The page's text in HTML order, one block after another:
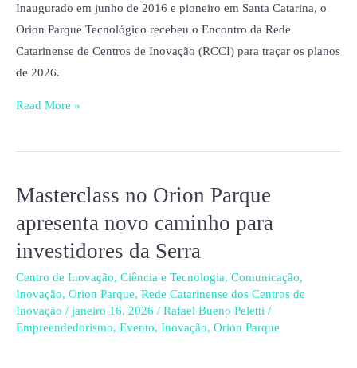
Inaugurado em junho de 2016 e pioneiro em Santa Catarina, o
Orion Parque Tecnológico recebeu o Encontro da Rede
Catarinense de Centros de Inovação (RCCI) para traçar os planos
de 2026.
de
Inovação
Read More »
Masterclass no Orion Parque
apresenta novo caminho para
investidores da Serra
Centro de Inovação, Ciência e Tecnologia, Comunicação,
Inovação, Orion Parque, Rede Catarinense dos Centros de
Inovação / janeiro 16, 2026 / Rafael Bueno Peletti /
Empreendedorismo, Evento, Inovação, Orion Parque
Masterclass
Orion
Parque
apresenta
novo
caminho